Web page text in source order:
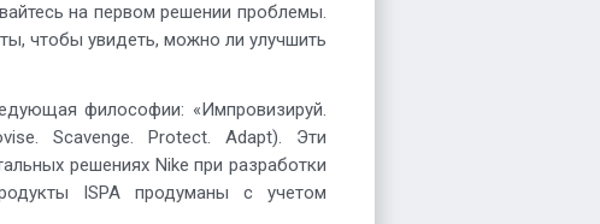
на первом решении проблемы.
чтобы увидеть, можно ли улучшить
философии: «Импровизируй.
Scavenge. Protect. Adapt). Эти
решениях Nike при разработки
ISPA продуманы с учетом